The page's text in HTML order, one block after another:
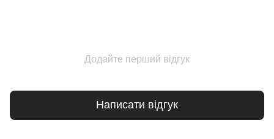
Додайте перший відгук
Написати відгук